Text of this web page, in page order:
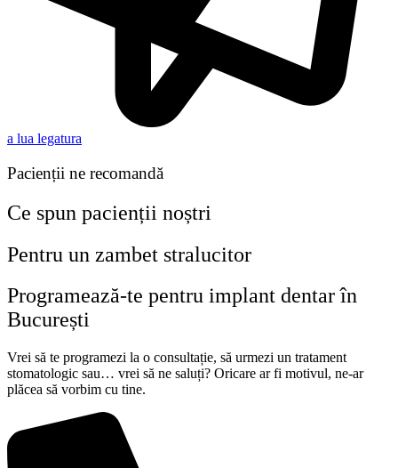
a lua legatura
Pacienții ne recomandă
Ce spun pacienții noștri
Pentru un zambet stralucitor
Programează-te pentru implant dentar în
București
Vrei să te programezi la o consultație, să urmezi un tratament
stomatologic sau… vrei să ne saluți? Oricare ar fi motivul, ne-ar
plăcea să vorbim cu tine.